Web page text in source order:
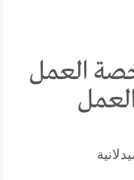
العمل